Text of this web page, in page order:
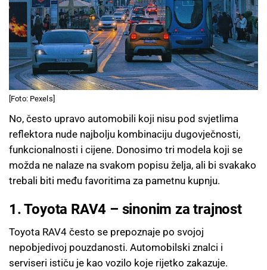
[Foto: Pexels]
No, često upravo automobili koji nisu pod svjetlima
reflektora nude najbolju kombinaciju dugovječnosti,
funkcionalnosti i cijene. Donosimo tri modela koji se
možda ne nalaze na svakom popisu želja, ali bi svakako
trebali biti među favoritima za pametnu kupnju.
1. Toyota RAV4 – sinonim za trajnost
Toyota RAV4 često se prepoznaje po svojoj
nepobjedivoj pouzdanosti. Automobilski znalci i
serviseri ističu je kao vozilo koje rijetko zakazuje.